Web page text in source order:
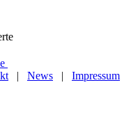
| News |
Impressum